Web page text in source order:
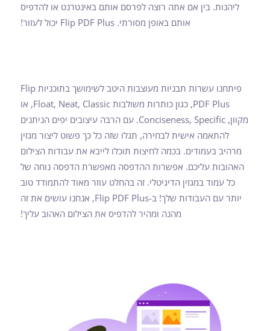
ליהנות. בין אם אתה רוצה לפרסם אותם באינטרנט או להדפיס
אותם באופן מסורתי. Flip PDF Plus יכול לעזור!
פיתחנו עשרות תבניות מעוצבות היטב לשימושך בתוכניות Flip
PDF Plus, כגון כותרות משולבות Float, Neat, Classic, או
מקוון, Conciseness, Specific. עם הרבה עיצובים יפים הניתנים
להתאמה אישית לבחירה, תגלו שזה כל כך פשוט ליצור מגזין
מרהיב בעמודים. בכמה לחיצות תוכלו לייבא את עבודות הצילום
האהובות עליכם. אפשרות ההדפסה מאפשרת הדפסה נוחה של
כל עמוד במגזין הדיגיטלי. זה בהחלט עוזר מאוד להתמודד טוב
יותר עם העבודות שלך! ב-Flip PDF Plus, אנחנו עושים את זה
מהנה ומהיר להדפיס את הצילום האהוב עליך!